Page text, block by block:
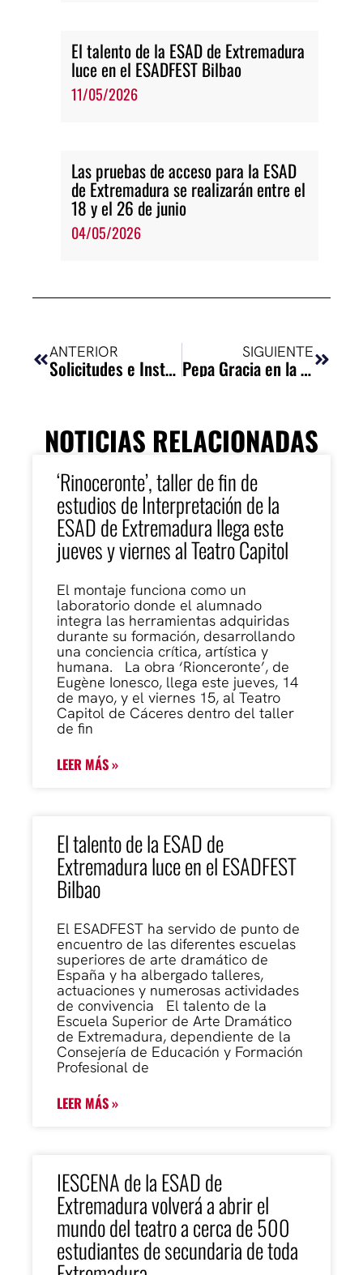
El talento de la ESAD de Extremadura
luce en el ESADFEST Bilbao
11/05/2026
Las pruebas de acceso para la ESAD
de Extremadura se realizarán entre el
18 y el 26 de junio
04/05/2026
ANTERIOR
Solicitudes e Instancias
SIGUIENTE
Pepa Gracia en la ESAD de Extremadura
NOTICIAS RELACIONADAS
‘Rinoceronte’, taller de fin de
estudios de Interpretación de la
ESAD de Extremadura llega este
jueves y viernes al Teatro Capitol
El montaje funciona como un
laboratorio donde el alumnado
integra las herramientas adquiridas
durante su formación, desarrollando
una conciencia crítica, artística y
humana. La obra ‘Rionceronte’, de
Eugène Ionesco, llega este jueves, 14
de mayo, y el viernes 15, al Teatro
Capitol de Cáceres dentro del taller
de fin
LEER MÁS »
El talento de la ESAD de
Extremadura luce en el ESADFEST
Bilbao
El ESADFEST ha servido de punto de
encuentro de las diferentes escuelas
superiores de arte dramático de
España y ha albergado talleres,
actuaciones y numerosas actividades
de convivencia El talento de la
Escuela Superior de Arte Dramático
de Extremadura, dependiente de la
Consejería de Educación y Formación
Profesional de
LEER MÁS »
IESCENA de la ESAD de
Extremadura volverá a abrir el
mundo del teatro a cerca de 500
estudiantes de secundaria de toda